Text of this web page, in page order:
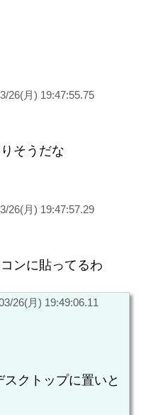
26(月) 19:47:55.75
そうだな
26(月) 19:47:57.29
ンに貼ってるわ
26(月) 19:49:06.11
クトップに置いと